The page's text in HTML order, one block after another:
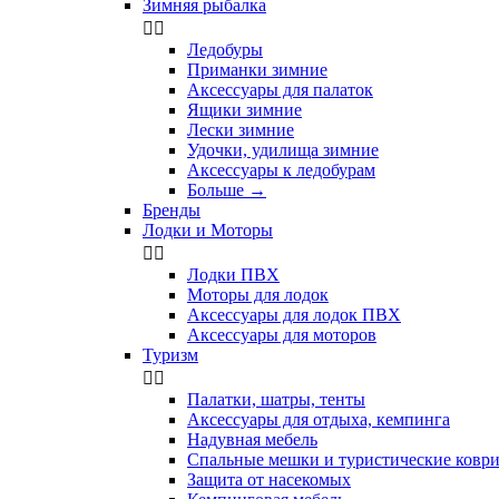
Зимняя рыбалка
 
Ледобуры
Приманки зимние
Аксессуары для палаток
Ящики зимние
Лески зимние
Удочки, удилища зимние
Аксессуары к ледобурам
Больше →
Бренды
Лодки и Моторы
 
Лодки ПВХ
Моторы для лодок
Аксессуары для лодок ПВХ
Аксессуары для моторов
Туризм
 
Палатки, шатры, тенты
Аксессуары для отдыха, кемпинга
Надувная мебель
Спальные мешки и туристические
Защита от насекомых